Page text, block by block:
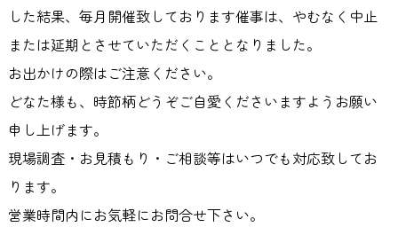
した結果、毎月開催致しております催事は、やむなく中止
または延期とさせていただくこととなりました。
お出かけの際はご注意ください。
どなた様も、時節柄どうぞご自愛くださいますようお願い
申し上げます。
現場調査・お見積もり・ご相談等はいつでも対応致してお
ります。
営業時間内にお気軽にお問合せ下さい。